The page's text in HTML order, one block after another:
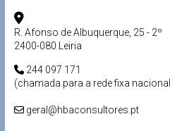
R. Afonso de Albuquerque, 25 - 2º
2400-080 Leiria
244 097 171
(chamada para a rede fixa
geral@hbaconsultores.pt